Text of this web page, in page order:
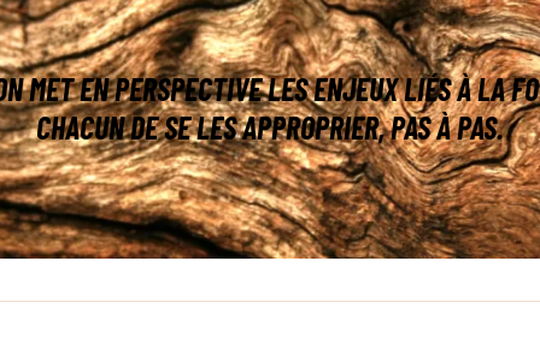
MET EN PERSPECTIVE LES ENJEUX LIÉS À LA
CHACUN DE SE LES APPROPRIER, PAS À PAS.